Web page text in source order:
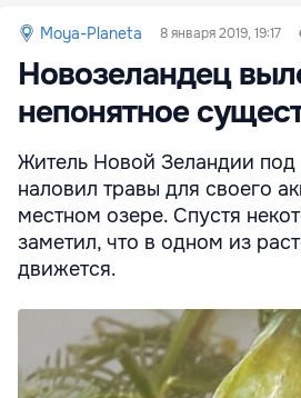
Moya-Planeta 8 января 2019, 19:17
Новозеландец
непонятное
Житель Новой Зеландии под
наловил травы для своего
местном озере. Спустя
заметил, что в одном из
движется.